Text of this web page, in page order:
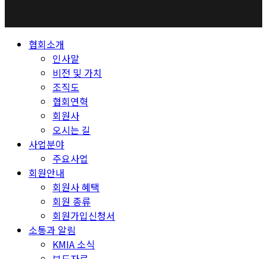
Close 협회소개
인사말
비전 및 가치
조직도
협회연혁
회원사
오시는 길
사업분야
주요사업
회원안내
회원사 혜택
회원 종류
회원가입신청서
소통과 알림
KMIA 소식